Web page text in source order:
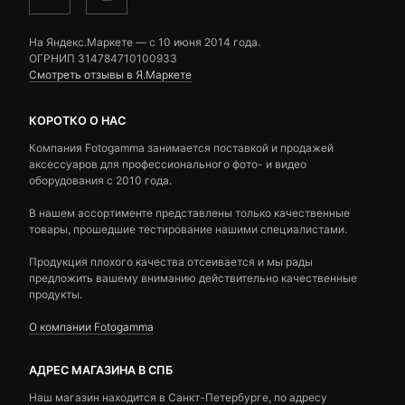
На Яндекс.Маркете — c 10 июня 2014 года.
ОГРНИП 314784710100933
Смотреть отзывы в Я.Маркете
КОРОТКО О НАС
Компания Fotogamma занимается поставкой и продажей
аксессуаров для профессионального фото- и видео
оборудования с 2010 года.
В нашем ассортименте представлены только качественные
товары, прошедшие тестирование нашими специалистами.
Продукция плохого качества отсеивается и мы рады
предложить вашему вниманию действительно качественные
продукты.
О компании Fotogamma
АДРЕС МАГАЗИНА В СПБ
Наш магазин находится в Санкт-Петербурге, по адресу